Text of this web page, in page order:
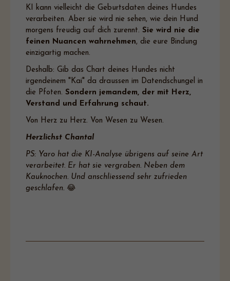
KI kann vielleicht die Geburtsdaten deines Hundes
verarbeiten. Aber sie wird nie sehen, wie dein Hund
morgens freudig auf dich zurennt. Sie wird nie die
feinen Nuancen wahrnehmen, die eure Bindung
einzigartig machen.
Deshalb: Gib das Chart deines Hundes nicht
irgendeinem "Kai" da draussen im Datendschungel in
die Pfoten. Sondern jemandem, der mit Herz,
Verstand und Erfahrung schaut.
Von Herz zu Herz. Von Wesen zu Wesen.
Herzlichst Chantal
PS: Yaro hat die KI-Analyse übrigens auf seine Art
verarbeitet. Er hat sie vergraben. Neben dem
Kauknochen. Und anschliessend sehr zufrieden
geschlafen. 😂